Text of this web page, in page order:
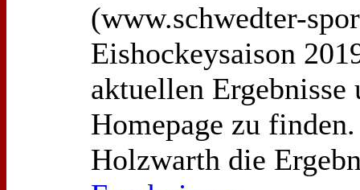
(www.schwedter-
Eishockeysaison
aktuellen Ergebnisse
Homepage zu
Holzwarth die